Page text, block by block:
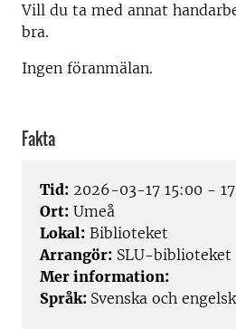
Vill du ta med annat
bra.
Ingen föranmälan.
Fakta
Tid: 2026-03-17 15:00 -
Ort: Umeå
Lokal: Biblioteket
Arrangör: SLU-biblioteket
Mer information:
Språk: Svenska och